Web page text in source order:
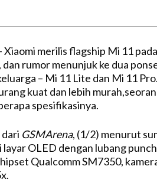
Xiaomi merilis flagship Mi 11
rumor menunjuk ke dua
– Mi 11 Lite dan Mi 11
kuat dan lebih
spesifikasinya.
GSMArena, (1/2) menurut
layar OLED dengan lubang
Qualcomm SM7350,